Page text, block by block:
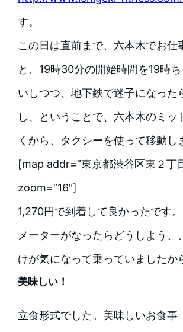
す。
この日は直前まで、六本木でお仕
と、19時30分の開始時間を19時
いしつつ、地下鉄で迷子になった
し、ということで、六本木のミッ
くから、タクシーを使って移動し
[map addr=”東京都渋谷区東２丁
zoom=”16″]
1,270円で到着して良かったです
メーターがなったらどうしよう、
けが気になって乗っていましたか
美味しい！
立食形式でした。美味しいお食事